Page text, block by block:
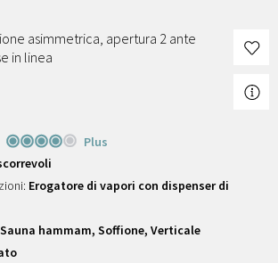
asimmetrica, apertura 2 ante
in linea
Plus
Erogatore di vapori con dispenser di
Sauna hammam, Soffione, Verticale